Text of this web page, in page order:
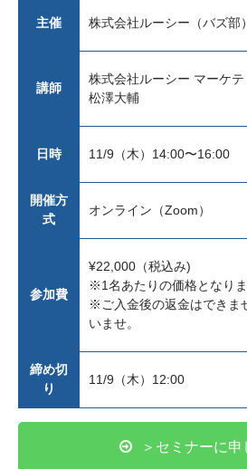
主催 株式会社ルーシー（バズ部）
講師
株式会社ルーシー マーケテ
松澤大輔
日時 11/9（木）14:00〜16:00
開催方
式
オンライン（Zoom）
参加費
¥22,000（税込み)
※1名あたりの価格となりま
※ご入金後の返金はできま
いませ。
締め切
り
11/9（木）12:00
＞セミナーに申